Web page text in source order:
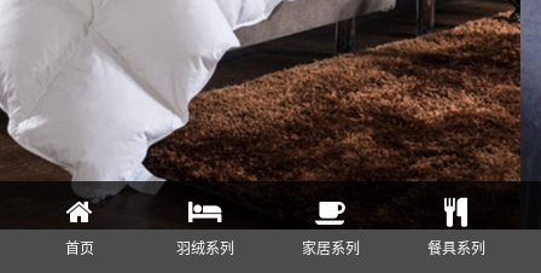
首页 羽绒系列 家居系列 餐具系列